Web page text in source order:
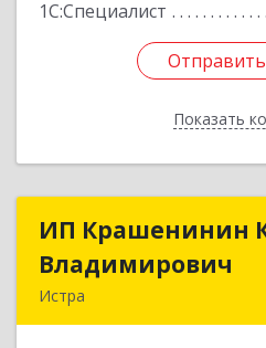
1С:Специалист
Отправить
Показать
Отправить
ИП Крашенинин
Владимирович
Истра
ИП